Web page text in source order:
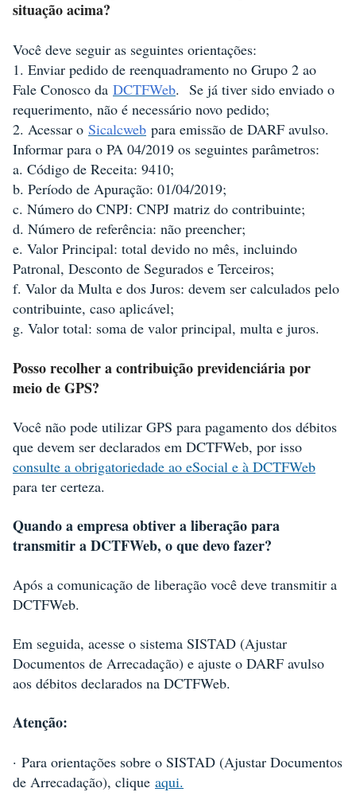
situação acima?
Você deve seguir as seguintes orientações:
1. Enviar pedido de reenquadramento no Grupo 2 ao
Fale Conosco da DCTFWeb. Se já tiver sido enviado o
requerimento, não é necessário novo pedido;
2. Acessar o Sicalcweb para emissão de DARF avulso.
Informar para o PA 04/2019 os seguintes parâmetros:
a. Código de Receita: 9410;
b. Período de Apuração: 01/04/2019;
c. Número do CNPJ: CNPJ matriz do contribuinte;
d. Número de referência: não preencher;
e. Valor Principal: total devido no mês, incluindo
Patronal, Desconto de Segurados e Terceiros;
f. Valor da Multa e dos Juros: devem ser calculados pelo
contribuinte, caso aplicável;
g. Valor total: soma de valor principal, multa e juros.
Posso recolher a contribuição previdenciária por
meio de GPS?
Você não pode utilizar GPS para pagamento dos débitos
que devem ser declarados em DCTFWeb, por isso
consulte a obrigatoriedade ao eSocial e à DCTFWeb
para ter certeza.
Quando a empresa obtiver a liberação para
transmitir a DCTFWeb, o que devo fazer?
Após a comunicação de liberação você deve transmitir a
DCTFWeb.
Em seguida, acesse o sistema SISTAD (Ajustar
Documentos de Arrecadação) e ajuste o DARF avulso
aos débitos declarados na DCTFWeb.
Atenção:
· Para orientações sobre o SISTAD (Ajustar Documentos
de Arrecadação), clique aqui.